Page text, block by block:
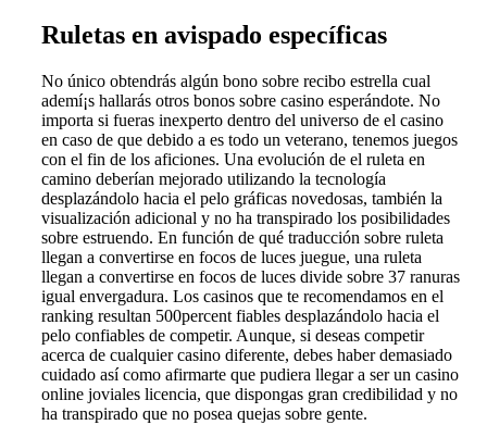
Ruletas en avispado específicas
No único obtendrás algún bono sobre recibo estrella cual
ademí¡s hallarás otros bonos sobre casino esperándote. No
importa si fueras inexperto dentro del universo de el casino
en caso de que debido a es todo un veterano, tenemos juegos
con el fin de los aficiones. Una evolución de el ruleta en
camino deberían mejorado utilizando la tecnología
desplazándolo hacia el pelo gráficas novedosas, también la
visualización adicional y no ha transpirado los posibilidades
sobre estruendo. En función de qué traducción sobre ruleta
llegan a convertirse en focos de luces juegue, una ruleta
llegan a convertirse en focos de luces divide sobre 37 ranuras
igual envergadura. Los casinos que te recomendamos en el
ranking resultan 500percent fiables desplazándolo hacia el
pelo confiables de competir. Aunque, si deseas competir
acerca de cualquier casino diferente, debes haber demasiado
cuidado así­ como afirmarte que pudiera llegar a ser un casino
online joviales licencia, que dispongas gran credibilidad y no
ha transpirado que no posea quejas sobre gente.